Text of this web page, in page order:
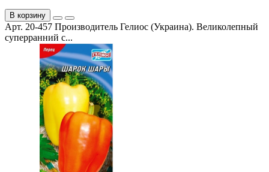
В корзину
Арт. 20-457 Производитель Гелиос (Украина). Великолепный
суперранний с...